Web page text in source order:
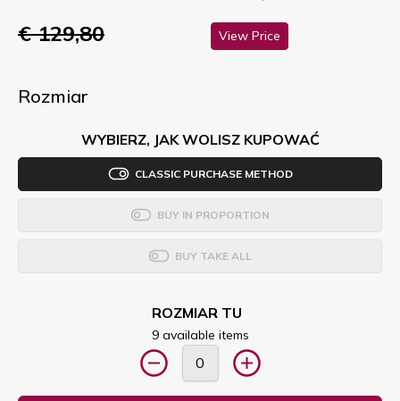
€ 129,80 View Price
Rozmiar
WYBIERZ, JAK WOLISZ KUPOWAĆ
CLASSIC PURCHASE METHOD
BUY IN PROPORTION
BUY TAKE ALL
ROZMIAR TU
9 available items